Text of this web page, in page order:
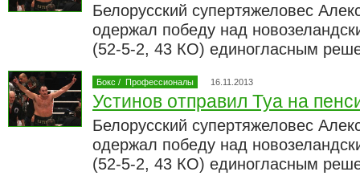
Белорусский супертяжеловес
одержал победу над
(52-5-2, 43 КО) единогласным
Бокс / Профессионалы 16.11.2013
Устинов отправил Туа на
Белорусский супертяжеловес
одержал победу над
(52-5-2, 43 КО) единогласным